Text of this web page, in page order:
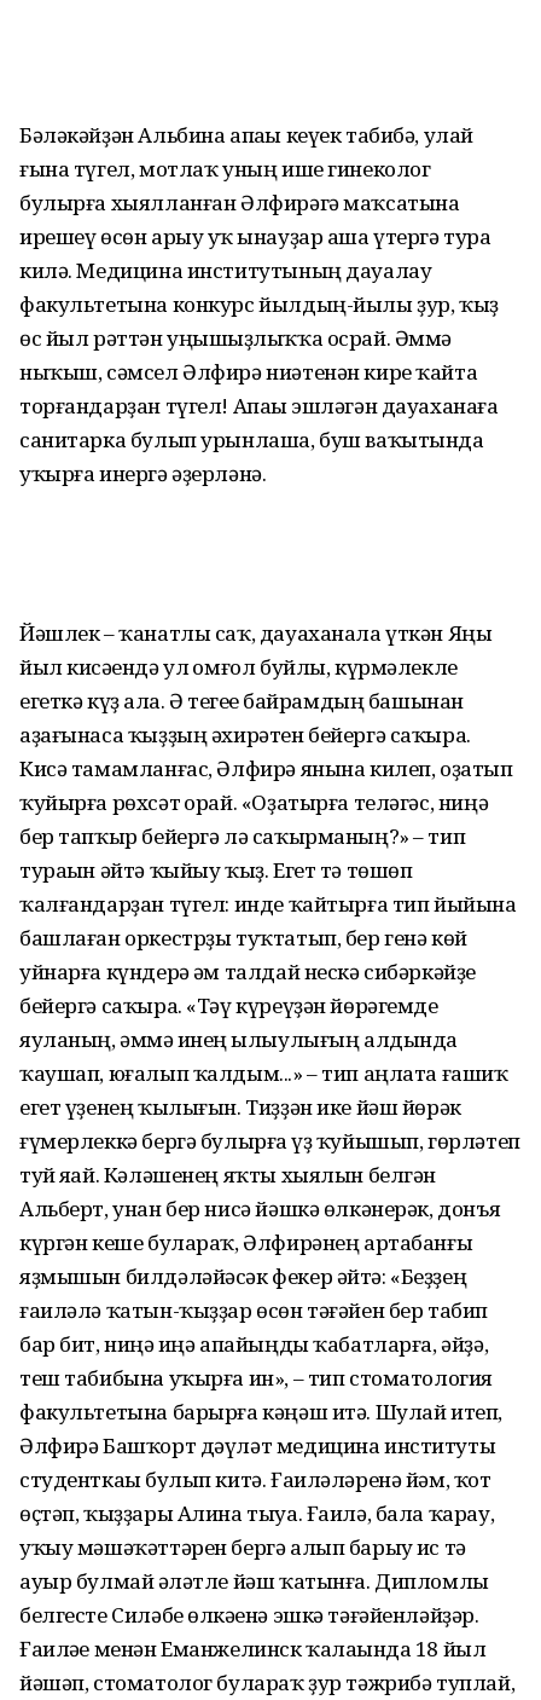
Бәләкәйҙән Альбина апаһы кеүек табибә, улай
ғына түгел, мотлаҡ уның ише гинеколог
булырға хыялланған Әлфирәгә маҡсатына
ирешеү өсөн арыу уҡ һынауҙар аша үтергә тура
килә. Медицина институтының дауалау
факультетына конкурс йылдың-йылы ҙур, ҡыҙ
өс йыл рәттән уңышһыҙлыҡҡа осрай. Әммә
ныҡыш, сәмсел Әлфирә ниәтенән кире ҡайта
торғандарҙан түгел! Апаһы эшләгән дауаханаға
санитарка булып урынлаша, буш ваҡытында
уҡырға инергә әҙерләнә.
Йәшлек – ҡанатлы саҡ, дауаханала үткән Яңы
йыл кисәһендә ул һомғол буйлы, күрмәлекле
егеткә күҙ һала. Ә тегеһе байрамдың башынан
аҙағынаса ҡыҙҙың әхирәтен бейергә саҡыра.
Кисә тамамланғас, Әлфирә янына килеп, оҙатып
ҡуйырға рөхсәт һорай. «Оҙатырға теләгәс, ниңә
бер тапҡыр бейергә лә саҡырманың?» – тип
тураһын әйтә ҡыйыу ҡыҙ. Егет тә төшөп
ҡалғандарҙан түгел: инде ҡайтырға тип йыйына
башлаған оркестрҙы туҡтатып, бер генә көй
уйнарға күндерә һәм талдай нескә сибәркәйҙе
бейергә саҡыра. «Тәү күреүҙән йөрәгемде
яуланың, әммә һинең һылыулығың алдында
ҡаушап, юғалып ҡалдым...» – тип аңлата ғашиҡ
егет үҙенең ҡылығын. Тиҙҙән ике йәш йөрәк
ғүмерлеккә бергә булырға һүҙ ҡуйышып, гөрләтеп
туй яһай. Кәләшенең яҡты хыялын белгән
Альберт, унан бер нисә йәшкә өлкәнерәк, донъя
күргән кеше булараҡ, Әлфирәнең артабанғы
яҙмышын билдәләйәсәк фекер әйтә: «Беҙҙең
ғаиләлә ҡатын-ҡыҙҙар өсөн тәғәйен бер табип
бар бит, ниңә һиңә апайыңды ҡабатларға, әйҙә,
теш табибына уҡырға ин», – тип стоматология
факультетына барырға кәңәш итә. Шулай итеп,
Әлфирә Башҡорт дәүләт медицина институты
студенткаһы булып китә. Ғаиләләренә йәм, ҡот
өҫтәп, ҡыҙҙары Алина тыуа. Ғаилә, бала ҡарау,
уҡыу мәшәҡәттәрен бергә алып барыу һис тә
ауыр булмай һәләтле йәш ҡатынға. Дипломлы
белгесте Силәбе өлкәһенә эшкә тәғәйенләйҙәр.
Ғаиләһе менән Еманжелинск ҡалаһында 18 йыл
йәшәп, стоматолог булараҡ ҙур тәжрибә туплай,